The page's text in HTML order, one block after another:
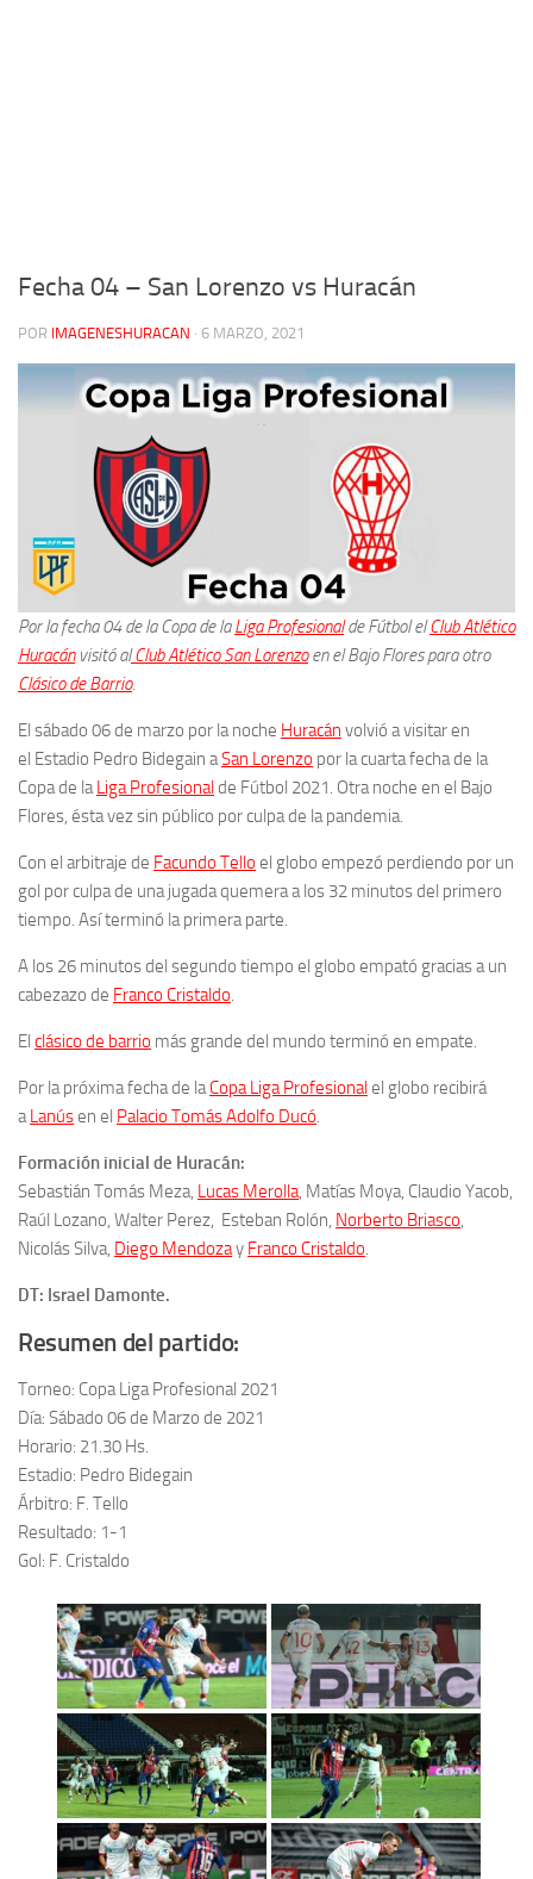
Fecha 04 – San Lorenzo vs Huracán
POR IMAGENESHURACAN · 6 MARZO, 2021
Por la fecha 04 de la Copa de laLiga Profesionalde Fútbol elClub Atlético
Huracánvisitó alClub Atlético San Lorenzoen el Bajo Flores para otro
Clásico de Barrio.
El sábado 06 de marzo por la noche Huracán volvió a visitar en
el Estadio Pedro Bidegain aSan Lorenzo por la cuarta fecha de la
Copa de laLiga Profesionalde Fútbol 2021. Otra noche en el Bajo
Flores, ésta vez sin público por culpa de la pandemia.
Con el arbitraje de Facundo Tello el globo empezó perdiendo por un
gol por culpa de una jugada quemera a los 32 minutos del primero
tiempo. Así terminó la primera parte.
A los 26 minutos del segundo tiempo el globo empató gracias a un
cabezazo de Franco Cristaldo.
El clásico de barrio más grande del mundo terminó en empate.
Por la próxima fecha de laCopa Liga Profesionalel globo recibirá
aLanúsen el Palacio Tomás Adolfo Ducó.
Formación inicial de Huracán:
Sebastián Tomás Meza, Lucas Merolla, Matías Moya, Claudio Yacob,
Raúl Lozano, Walter Perez, Esteban Rolón, Norberto Briasco,
Nicolás Silva, Diego Mendozay Franco Cristaldo.
DT: Israel Damonte.
Resumen del partido:
Torneo: Copa Liga Profesional 2021
Día: Sábado 06 de Marzo de 2021
Horario: 21.30 Hs.
Estadio: Pedro Bidegain
Árbitro: F. Tello
Resultado: 1-1
Gol: F. Cristaldo